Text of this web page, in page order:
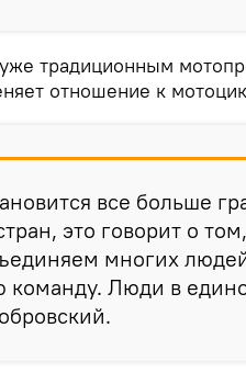
традиционным
отношение к
все больше
это говорит о
многих
команду. Люди в